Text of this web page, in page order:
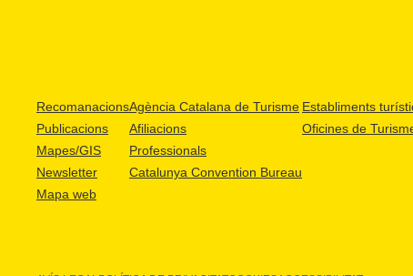
Recomanacions
Publicacions
Mapes/GIS
Newsletter
Mapa web
Agència Catalana de Turisme
Afiliacions
Professionals
Catalunya Convention Bureau
Establiments
Oficines de